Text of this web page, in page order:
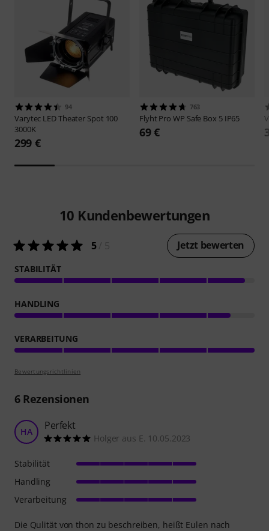
94
Varytec LED Theater Spot 100
3000K
299 €
763
Flyht ProWP Safe Box 5 IP65
69 €
10 Kundenbewertungen
5/ 5 Jetzt bewerten
STABILITÄT
HANDLING
VERARBEITUNG
Bewertungsrichtlinien
6Rezensionen
HA Perfekt
Holger aus E. 10.05.2023
Die Qulität von thon zu beschreiben, heißt Eulen nach
Stabilität
Handling
Verarbeitung